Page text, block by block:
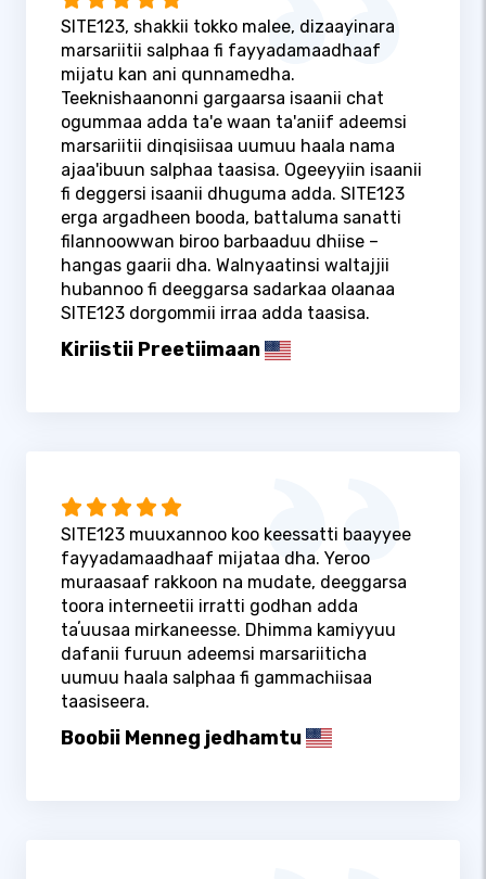
SITE123, shakkii tokko malee, dizaayinara
marsariitii salphaa fi fayyadamaadhaaf
mijatu kan ani qunnamedha.
Teeknishaanonni gargaarsa isaanii chat
ogummaa adda ta'e waan ta'aniif adeemsi
marsariitii dinqisiisaa uumuu haala nama
ajaa'ibuun salphaa taasisa. Ogeeyyiin isaanii
fi deggersi isaanii dhuguma adda. SITE123
erga argadheen booda, battaluma sanatti
filannoowwan biroo barbaaduu dhiise –
hangas gaarii dha. Walnyaatinsi waltajjii
hubannoo fi deeggarsa sadarkaa olaanaa
SITE123 dorgommii irraa adda taasisa.
Kiriistii Preetiimaan
SITE123 muuxannoo koo keessatti baayyee
fayyadamaadhaaf mijataa dha. Yeroo
muraasaaf rakkoon na mudate, deeggarsa
toora interneetii irratti godhan adda
taʼuusaa mirkaneesse. Dhimma kamiyyuu
dafanii furuun adeemsi marsariiticha
uumuu haala salphaa fi gammachiisaa
taasiseera.
Boobii Menneg jedhamtu